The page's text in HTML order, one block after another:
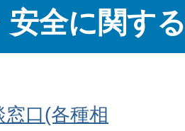
安全に関す
口(各種相